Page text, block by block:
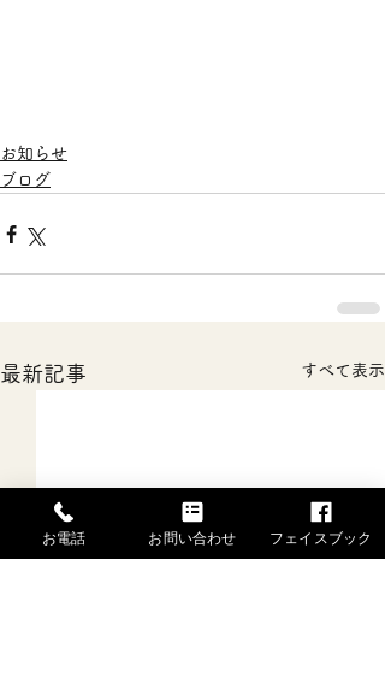
お知らせ
ブログ
最新記事 すべて表示
お電話 お問い合わせ フェイスブック